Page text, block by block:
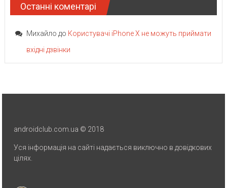
Останні коментарі
Михайло до Користувачі iPhone X не можуть приймати
вхідні дзвінки
androidclub.com.ua © 2018
Уся інформація на сайті надається виключно в довідкових
цілях.